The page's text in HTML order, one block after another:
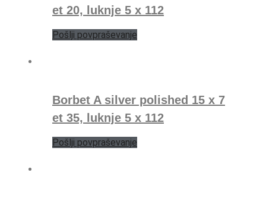
et 20, luknje 5 x 112
Pošlji povpraševanje
Borbet A silver polished 15 x 7
et 35, luknje 5 x 112
Pošlji povpraševanje